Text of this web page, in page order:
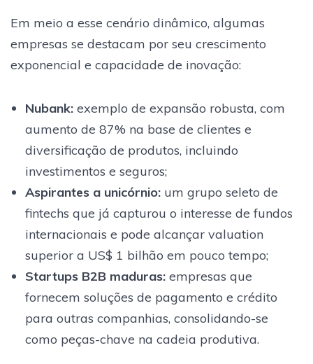
Em meio a esse cenário dinâmico, algumas
empresas se destacam por seu crescimento
exponencial e capacidade de inovação:
Nubank:exemplo de expansão robusta, com
aumento de 87% na base de clientes e
diversificação de produtos, incluindo
investimentos e seguros;
Aspirantes a unicórnio:um grupo seleto de
fintechs que já capturou o interesse de fundos
internacionais e pode alcançar valuation
superior a US$ 1 bilhão em pouco tempo;
Startups B2B maduras:empresas que
fornecem soluções de pagamento e crédito
para outras companhias, consolidando-se
como peças-chave na cadeia produtiva.